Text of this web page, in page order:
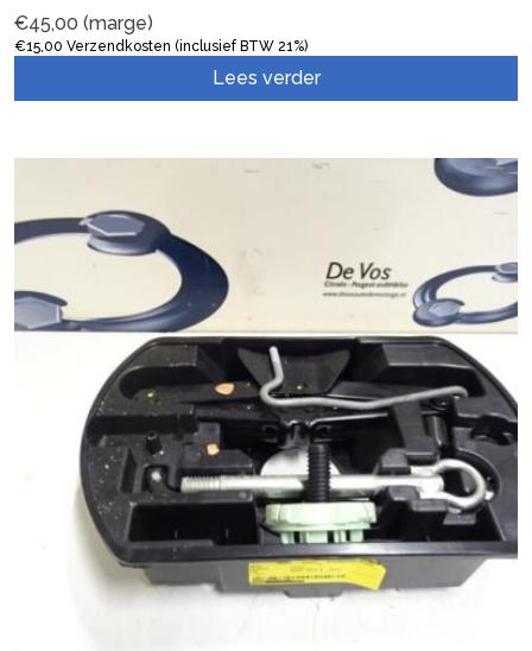
€45,00 (marge)
€15,00 Verzendkosten (inclusief BTW 21%)
Lees verder